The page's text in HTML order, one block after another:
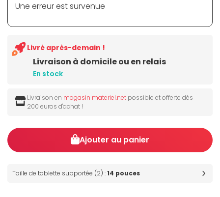
Une erreur est survenue
Livraison à domicile ou en relais
En stock
Livré après-demain !
Livraison en magasin materiel.net possible et offerte dès
200 euros d'achat !
Ajouter au panier
Taille de tablette supportée (2) :14 pouces